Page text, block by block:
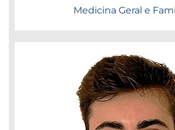
Medicina Geral e